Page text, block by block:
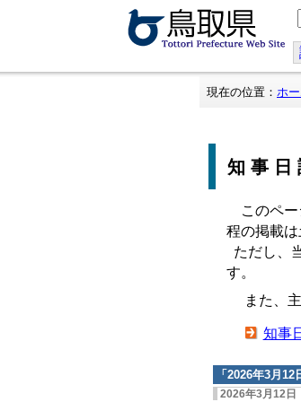
こ
の
ジ
を
翻
現在の位置： ホ
知事日
このペー
程の掲載は
ただし、
す。
また、主
知事
「 2026年3月12
2026年3月12日